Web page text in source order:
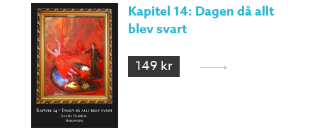
Kapitel 14: Dagen då allt
blev svart
149 kr